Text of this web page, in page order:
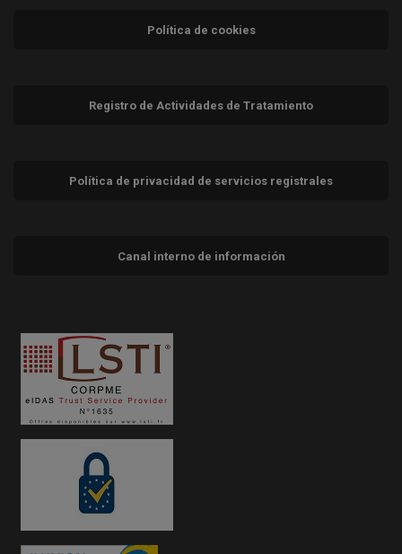
Política de cookies
Registro de Actividades de Tratamiento
Política de privacidad de servicios registrales
Canal interno de información